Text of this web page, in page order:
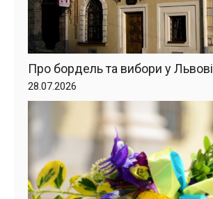
Про бордель та вибори у Львові
28.07.2026